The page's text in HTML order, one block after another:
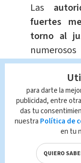
Las
fuertes
torno al
desde la
llegó en
negros.
????|
DC para
para darte la
publicidad, entre
das tu
nuestra Política de
en tu
QUIERO